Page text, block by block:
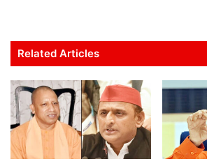
s
A
p
p
e
b
o
o
k
er l
e
dI
n
e
Related Articles